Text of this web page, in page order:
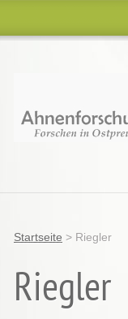
Startseite > Riegler
Riegler